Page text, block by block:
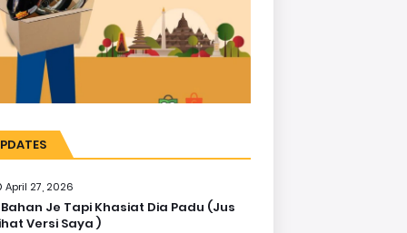
April 27, 2026
Je Tapi Khasiat Dia Padu (Jus
Versi Saya )